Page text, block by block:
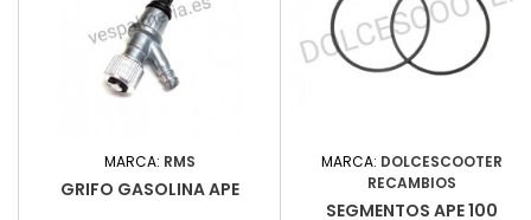
MARCA: RMS
GRIFO GASOLINA APE
MARCA: DOLCESCOOTER
RECAMBIOS
SEGMENTOS APE 100